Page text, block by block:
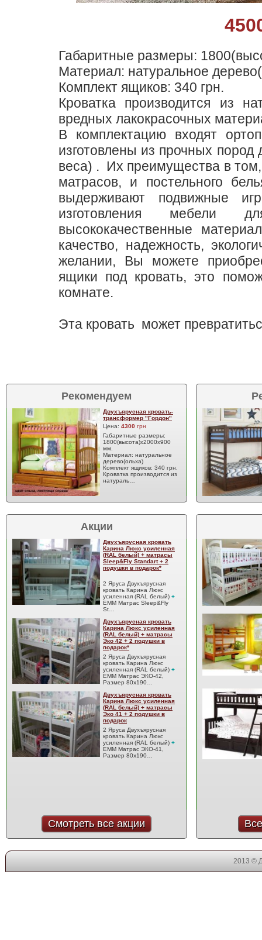
Габаритные размеры:
Материал: натуральное
Комплект ящиков: 340 грн.
Кроватка производится из
вредных лакокрасочных
В комплектацию входят
изготовлены из прочных
веса) . Их преимущества в том,
матрасов, и постельного
выдерживают подвижные
изготовления мебели
высококачественные
качество, надежность,
желании, Вы можете
ящики под кровать, это
комнате.
Эта кровать может
Рекомендуем
Двухъярусная кровать-
трансформер "Гордон"
Цена: 4300 грн
Габаритные размеры:
1800(высота)х2000х900
мм.
Материал: натуральное
дерево(ольха)
Комплект ящиков: 340 грн.
Кроватка производится из
натураль…
Акции
Двухъярусная кровать
Карина Люкс усиленная
(RAL белый) + матрасы
Sleep&Fly Standart + 2
подушки в подарок*
2 Яруса Двухъярусная
кровать Карина Люкс
усиленная (RAL белый) +
EMM Матрас Sleep&Fly
St…
Двухъярусная кровать
Карина Люкс усиленная
(RAL белый) + матрасы
Эко 42 + 2 подушки в
подарок*
2 Яруса Двухъярусная
кровать Карина Люкс
усиленная (RAL белый) +
EMM Матрас ЭКО-42,
Размер 80x190…
Двухъярусная кровать
Карина Люкс усиленная
(RAL белый) + матрасы
Эко 41 + 2 подушки в
подарок
2 Яруса Двухъярусная
кровать Карина Люкс
усиленная (RAL белый) +
EMM Матрас ЭКО-41,
Размер 80x190…
Смотреть все акции
2013 ©